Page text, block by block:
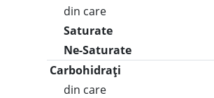
din care
Saturate
Ne-Saturate
Carbohidrați
din care